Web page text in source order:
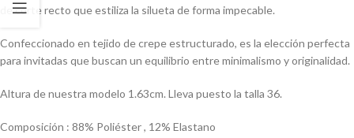
de corte recto que estiliza la silueta de forma impecable.
Confeccionado en tejido de crepe estructurado, es la elección perfecta
para invitadas que buscan un equilibrio entre minimalismo y originalidad.
Altura de nuestra modelo 1.63cm. Lleva puesto la talla 36.
Composición : 88% Poliéster , 12% Elastano